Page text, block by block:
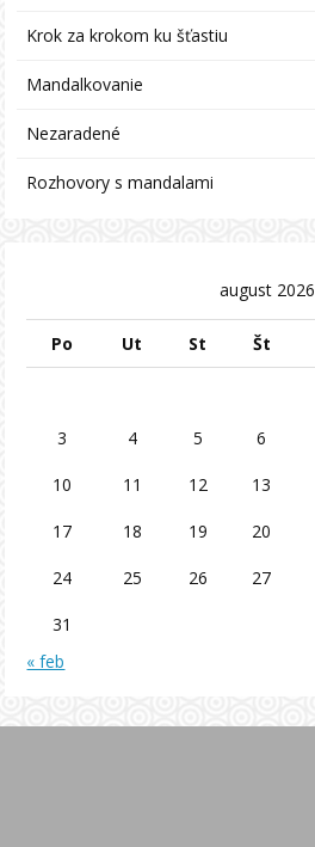
Krok za krokom ku šťastiu
Mandalkovanie
Nezaradené
Rozhovory s mandalami
august 2026
Po Ut St Št
3 4 5 6
10 11 12 13
17 18 19 20
24 25 26 27
31
« feb